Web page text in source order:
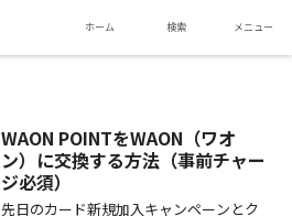
WAON POINTをWAON（ワオ
ン）に交換する方法（事前チャー
ジ必須）
先日のカード新規加入キャンペーンとク
ホーム 検索 メニュー